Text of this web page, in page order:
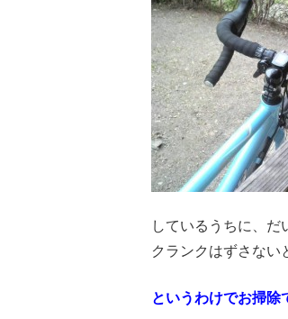
しているうちに、
クランクはずさない
というわけでお掃除